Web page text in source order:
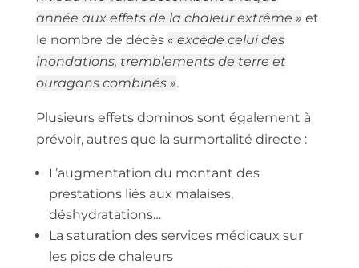
année aux effets de la chaleur extrême » et
le nombre de décès « excède celui des
inondations, tremblements de terre et
ouragans combinés ».
Plusieurs effets dominos sont également à
prévoir, autres que la surmortalité directe :
L’augmentation du montant des
prestations liés aux malaises,
déshydratations…
La saturation des services médicaux sur
les pics de chaleurs